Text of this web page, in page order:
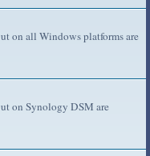
on all Windows platforms are
on Synology DSM are